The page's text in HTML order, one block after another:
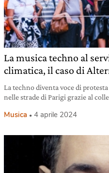
La musica techno al
climatica, il caso di
La techno diventa voce di
nelle strade di Parigi grazie al
Musica 4 aprile 2024